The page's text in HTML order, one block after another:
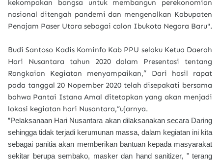
kekompakan bangsa untuk membangun perekonomian
nasional ditengah pandemi dan mengenalkan Kabupaten
Penajam Paser Utara sebagai calon Ibukota Negara Baru".
Budi Santoso Kadis Kominfo Kab PPU selaku Ketua Daerah
Hari Nusantara tahun 2020 dalam Presentasi tentang
Rangkaian Kegiatan menyampaikan,” Dari hasil rapat
pada tanggal 20 Nopember 2020 telah disepakati bersama
bahwa Pantai Istana Amal ditetapkan yang akan menjadi
lokasi kegiatan hari Nusantara,”ujarnya.
”Pelaksanaan Hari Nusantara akan dilaksanakan secara Daring
sehingga tidak terjadi kerumunan massa, dalam kegiatan ini kita
sebagai panitia akan memberikan bantuan kepada masyarakat
sekitar berupa sembako, masker dan hand sanitizer, " terang